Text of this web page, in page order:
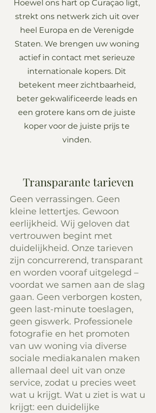
Hoewel ons hart op Curaçao ligt,
strekt ons netwerk zich uit over
heel Europa en de Verenigde
Staten. We brengen uw woning
actief in contact met serieuze
internationale kopers. Dit
betekent meer zichtbaarheid,
beter gekwalificeerde leads en
een grotere kans om de juiste
koper voor de juiste prijs te
vinden.
Transparante tarieven
Geen verrassingen. Geen
kleine lettertjes. Gewoon
eerlijkheid. Wij geloven dat
vertrouwen begint met
duidelijkheid. Onze tarieven
zijn concurrerend, transparant
en worden vooraf uitgelegd –
voordat we samen aan de slag
gaan. Geen verborgen kosten,
geen last-minute toeslagen,
geen giswerk. Professionele
fotografie en het promoten
van uw woning via diverse
sociale mediakanalen maken
allemaal deel uit van onze
service, zodat u precies weet
wat u krijgt. Wat u ziet is wat u
krijgt: een duidelijke